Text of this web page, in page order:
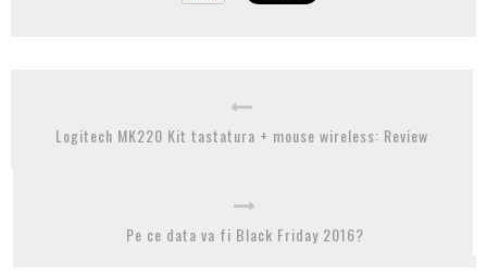
Logitech MK220 Kit tastatura + mouse wireless: Review
Pe ce data va fi Black Friday 2016?